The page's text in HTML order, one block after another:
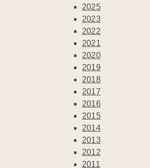
2025
2023
2022
2021
2020
2019
2018
2017
2016
2015
2014
2013
2012
2011